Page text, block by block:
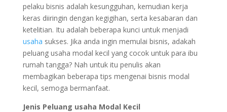
pelaku bisnis adalah kesungguhan, kemudian kerja
keras diiringin dengan kegigihan, serta kesabaran dan
ketelitian. Itu adalah beberapa kunci untuk menjadi
usaha sukses. Jika anda ingin memulai bisnis, adakah
peluang usaha modal kecil yang cocok untuk para ibu
rumah tangga? Nah untuk itu penulis akan
membagikan beberapa tips mengenai bisnis modal
kecil, semoga bermanfaat.
Jenis Peluang usaha Modal Kecil